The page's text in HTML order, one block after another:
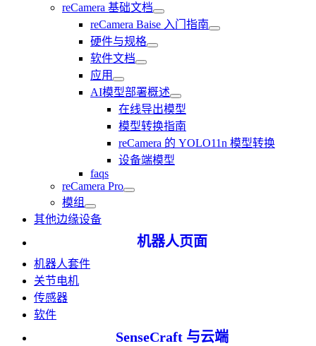
reCamera 基础文档
reCamera Baise 入门指南
硬件与规格
软件文档
应用
AI模型部署概述
在线导出模型
模型转换指南
reCamera 的 YOLO11n 模型转换
设备端模型
faqs
reCamera Pro
模组
其他边缘设备
机器人页面
机器人套件
关节电机
传感器
软件
SenseCraft 与云端